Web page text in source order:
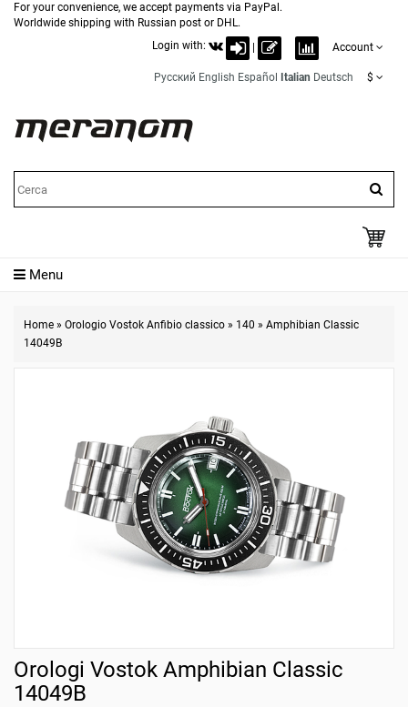
For your convenience, we accept payments via PayPal.
Worldwide shipping with Russian post or DHL.
Login with:
Account
Русский English Español Italian Deutsch $
Menu
Home » Orologio Vostok Anfibio classico » 140 » Amphibian Classic
14049B
Orologi Vostok Amphibian Classic
14049B